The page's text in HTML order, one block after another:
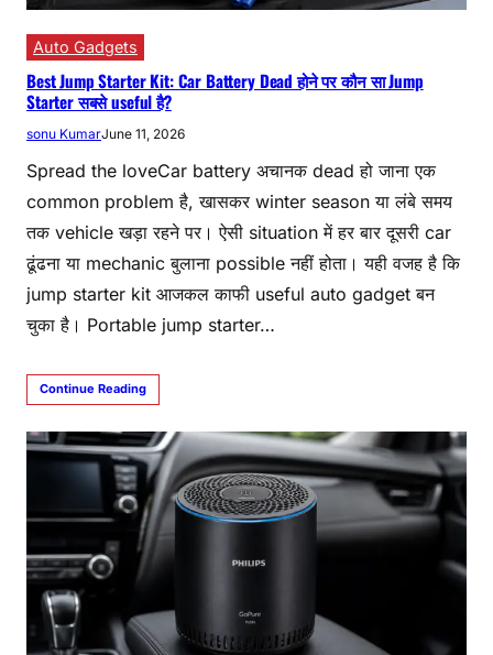
Auto Gadgets
Best Jump Starter Kit: Car Battery Dead होने पर कौन सा Jump
Starter सबसे useful है?
sonu KumarJune 11, 2026
Spread the loveCar battery अचानक dead हो जाना एक
common problem है, खासकर winter season या लंबे समय
तक vehicle खड़ा रहने पर। ऐसी situation में हर बार दूसरी car
ढूंढना या mechanic बुलाना possible नहीं होता। यही वजह है कि
jump starter kit आजकल काफी useful auto gadget बन
चुका है। Portable jump starter…
Continue Reading